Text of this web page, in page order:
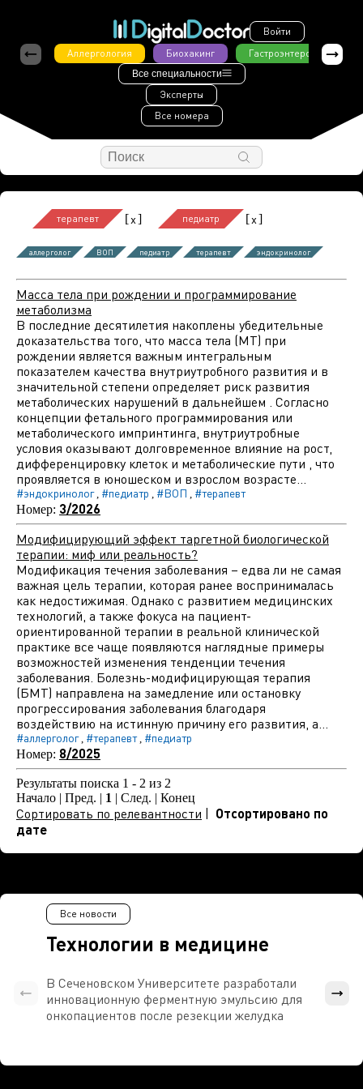
Войти
Аллергология
Биохакинг Гастроэнтерология
Все специальности
Эксперты
Все номера
терапевт [x] педиатр [x]
аллерголог ВОП педиатр терапевт эндокринолог
Масса тела при рождении и программирование
метаболизма
В последние десятилетия накоплены убедительные
доказательства того, что масса тела (МТ) при
рождении является важным интегральным
показателем качества внутриутробного развития и в
значительной степени определяет риск развития
метаболических нарушений в дальнейшем . Согласно
концепции фетального программирования или
метаболического импринтинга, внутриутробные
условия оказывают долговременное влияние на рост,
дифференцировку клеток и метаболические пути , что
проявляется в юношеском и взрослом возрасте...
#эндокринолог, #педиатр , #ВОП , #терапевт
Номер: 3/2026
Модифицирующий эффект таргетной биологической
терапии: миф или реальность?
Модификация течения заболевания – едва ли не самая
важная цель терапии, которая ранее воспринималась
как недостижимая. Однако с развитием медицинских
технологий, а также фокуса на пациент-
ориентированной терапии в реальной клинической
практике все чаще появляются наглядные примеры
возможностей изменения тенденции течения
заболевания. Болезнь-модифицирующая терапия
(БМТ) направлена на замедление или остановку
прогрессирования заболевания благодаря
воздействию на истинную причину его развития, а...
#аллерголог, #терапевт, #педиатр
Номер: 8/2025
Результаты поиска 1 - 2 из 2
Начало | Пред. | 1 | След. | Конец
Сортировать по релевантности
Отсортировано по
дате
Технологии в медицине
Все новости
В Сеченовском Университете разработали
инновационную ферментную эмульсию для
онкопациентов после резекции желудка